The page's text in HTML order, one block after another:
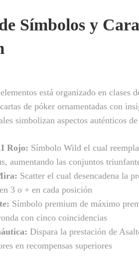
Símbolos y
está organizado en
de póker ornamentadas con
simbolizan aspectos auténticos
Rojo: Símbolo Wild el cual
aumentando las conjuntos
Scatter el cual desencadena la
3 o + en cada posición
Símbolo premium de máximo
con cinco coincidencias
Dispara la prestación de
en recompensas superiores